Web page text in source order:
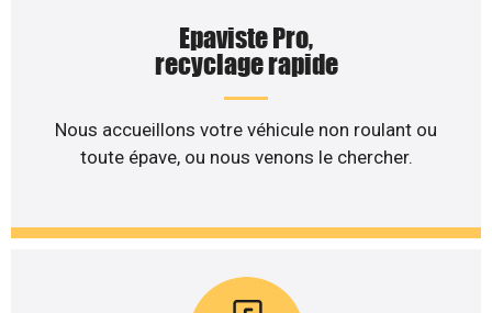
Epaviste Pro,
recyclage rapide
Nous accueillons votre véhicule non roulant ou
toute épave, ou nous venons le chercher.